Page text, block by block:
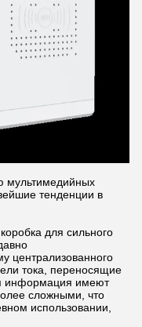
мультимедийных
тенденции в
для сильного
централизованного
тока, переносящие
информация имеют
сложными, что
использовании,